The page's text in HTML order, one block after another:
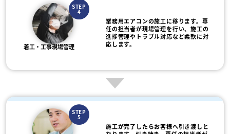
STEP
4
着工・工事現場管理
業務用エアコンの施工に移ります。専
任の担当者が現場管理を行い、施工の
進捗管理やトラブル対応など柔軟に対
応します。
STEP
5
施工が完了したらお客様へ引き渡しと